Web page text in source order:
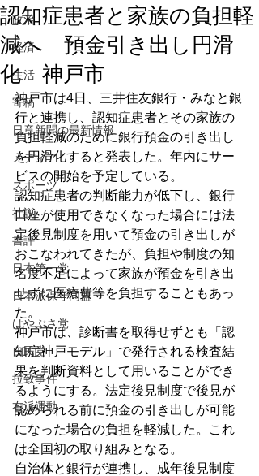
政治
経済
生活
寄稿
日章新聞の最新情報
メディア
スポーツ
社説
書評
日本第一党
日本派保守同盟
はやぶさ党
自民党
拉致事件
右派運動
認知症患者と家族の負担軽
減へ 預金引き出し円滑
化 神戸市
神戸市は4日、三井住友銀行・みなと銀
行と連携し、認知症患者とその家族の
負担軽減のために銀行預金の引き出し
を円滑化すると発表した。年内にサー
ビスの開始を予定している。
認知症患者の判断能力が低下し、銀行
口座が使用できなくなった場合には法
定後見制度を用いて預金の引き出しが
おこなわれてきたが、負担や制度の知
名度不足によって家族が預金を引き出
せずに医療費等を負担することもあっ
た。
神戸市は、診断書を取得せずとも「認
知症神戸モデル」で発行される検査結
果を判断資料として用いることができ
るようにする。法定後見制度で後見が
認められる前に預金の引き出しが可能
になった場合の負担を軽減した。これ
は全国初の取り組みとなる。
自治体と銀行が連携し、成年後見制度